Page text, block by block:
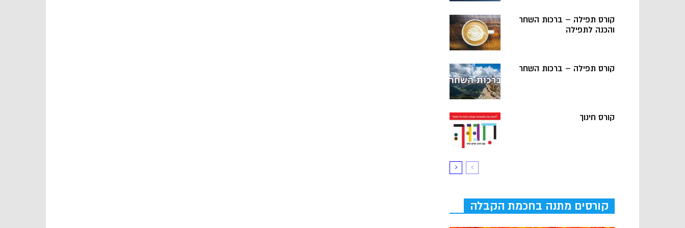
קורס תפילה – ברכות השחר
והכנה לתפילה
קורס תפילה – ברכות השחר
קורס חינוך
קורסים מתנה בחכמת הקבלה